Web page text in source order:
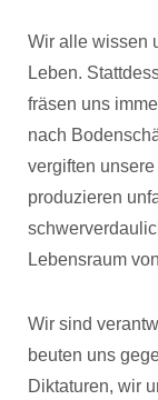
Wir alle wissen
Leben.
fräsen uns
nach
vergiften
produzieren
Lebensraum
Wir sind
beuten uns
Diktaturen, wir